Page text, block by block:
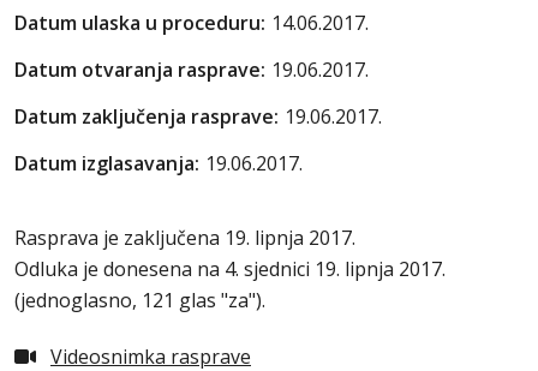
Datum ulaska u proceduru: 14.06.2017.
Datum otvaranja rasprave: 19.06.2017.
Datum zaključenja rasprave: 19.06.2017.
Datum izglasavanja: 19.06.2017.
Rasprava je zaključena 19. lipnja 2017.
Odluka je donesena na 4. sjednici 19. lipnja 2017.
(jednoglasno, 121 glas "za").
Videosnimka rasprave